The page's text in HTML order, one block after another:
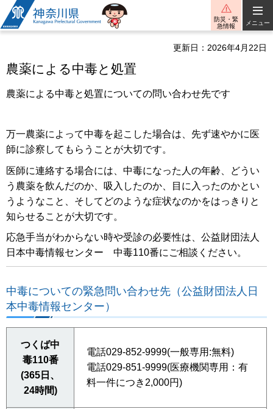
神奈川県
防災・緊
急情報
メニュー
更新日：2026年4月22日
農薬による中毒と処置
農薬による中毒と処置についての問い合わせ先です
万一農薬によって中毒を起こした場合は、先ず速やかに医
師に診察してもらうことが大切です。
医師に連絡する場合には、中毒になった人の年齢、どうい
う農薬を飲んだのか、吸入したのか、目に入ったのかとい
うようなこと、そしてどのような症状なのかをはっきりと
知らせることが大切です。
応急手当がわからない時や受診の必要性は、公益財団法人
日本中毒情報センター 中毒110番にご相談ください。
中毒についての緊急問い合わせ先（公益財団法人日
本中毒情報センター）
つくば中
毒110番
(365日、
24時間)
電話029-852-9999(一般専用:無料)
電話029-851-9999(医療機関専用：有
料一件につき2,000円)